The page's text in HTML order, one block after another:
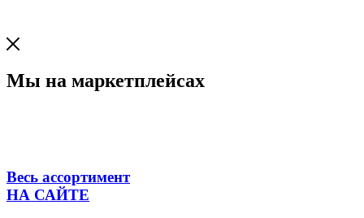
Мы на маркетплейсах
Весь ассортимент
НА САЙТЕ